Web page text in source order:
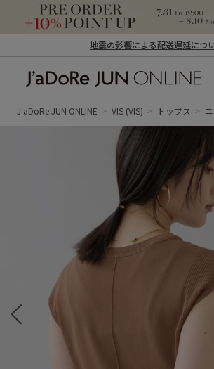
地震の影響による配送遅延につ
ン オンライン）
J'aDoRe JUN ONLINE VIS (VIS) トップス